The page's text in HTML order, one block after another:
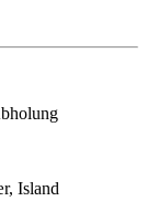
Island